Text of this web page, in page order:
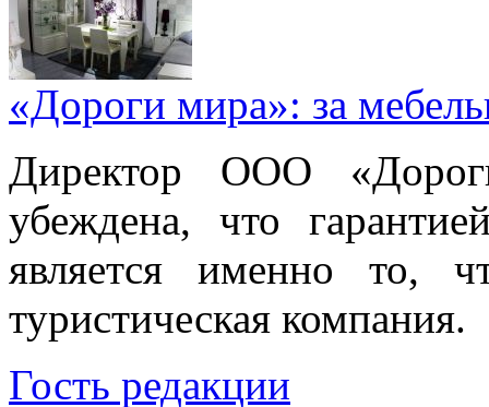
«Дороги мира»: за
Директор ООО
убеждена, что
является именно то,
туристическая компания.
Гость редакции